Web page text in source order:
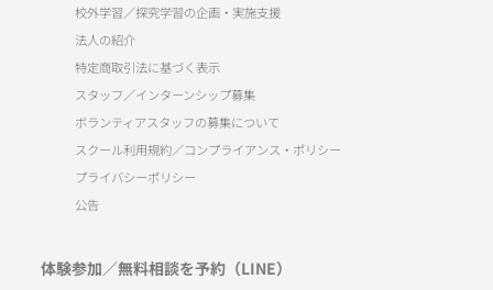
校外学習／探究学習の企画・実施支援
法人の紹介
特定商取引法に基づく表示
スタッフ／インターンシップ募集
ボランティアスタッフの募集について
スクール利用規約／コンプライアンス・ポリシー
プライバシーポリシー
公告
体験参加／無料相談を予約（LINE）